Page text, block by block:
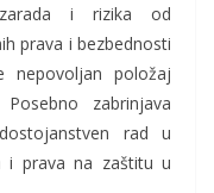
zarada i rizika od
prava i bezbednosti
položaj
zabrinjava
rad u
i prava na zaštitu u